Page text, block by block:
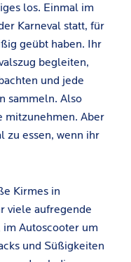
los. Einmal im
Karneval statt, für
geübt haben. Ihr
begleiten,
und jede
sammeln. Also
mitzunehmen. Aber
zu essen, wenn ihr
Kirmes in
viele aufregende
Autoscooter um
und Süßigkeiten